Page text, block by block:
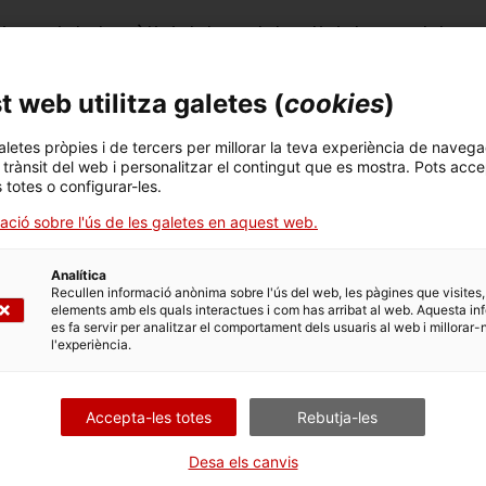
i de l’anàlisi del model policial actual,
quals, actualitzar el marc jurídic vigent a partir
la futura llei del Sistema de Policia de
comunitari i de professionals com educadors,
constata la necessitat de trobar un
que hi hagi una invasió de les seves
disseny de polítiques de mig i llarg termini,
un mecanisme independent d’investigació
comeses per agents policials; així com
més enllà dels indicadors quantitatius.
web utilitza galetes (cookies)
pròpies i de tercers per millorar la teva experiència de
del web i personalitzar el contingut que es mostra. Pots
totes o configurar-les.
sobre l'ús de les galetes en aquest web.
Analítica
Recullen informació anònima sobre l'ús del web, les pàgines que
elements amb els quals interactues i com has arribat al web. Aquesta
es fa servir per analitzar el comportament dels usuaris al web i millorar-
l'experiència.
Accepta-les totes Rebutja-les
Desa els canvis